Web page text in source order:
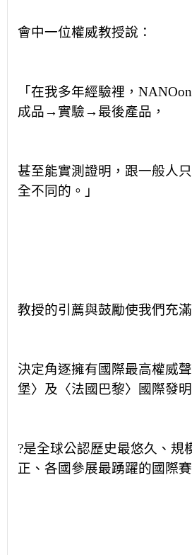
會中一位權威教授說：
「在我多年經驗裡，
成品→實驗→最後產品，
甚至能實測證明，跟一般人
全不同的。」
教授的引薦與鼓勵使我們充
決定角逐擁有國際最高權威
堡〉 及 〈法國巴黎〉 國際發
?是全球公認歷史最悠久、規
正、各國參展最踴躍的國際